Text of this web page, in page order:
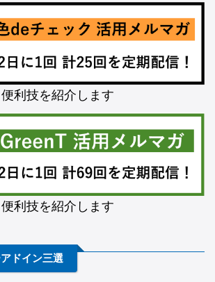
利技を紹介します
利技を紹介します
ドイン三選